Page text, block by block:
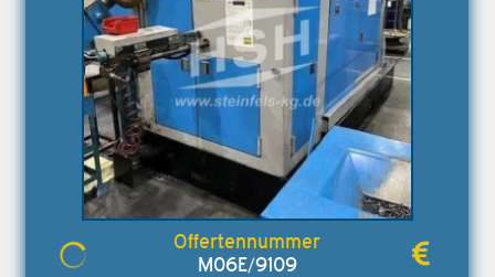
M06E/9109